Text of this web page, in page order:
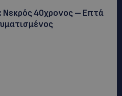
40χρονος – Επτά